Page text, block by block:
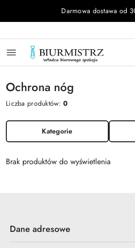
Przejdź do treści głównej
Przejdź do wyszukiwarki
Przejdź do moje konto
Przejdź do menu głównego
Przejdź do stopkiDarmowa dostawa od
Ochrona nóg
Liczba produktów:0
Kategorie
Brak produktów do wyświetlenia
Dane adresowe